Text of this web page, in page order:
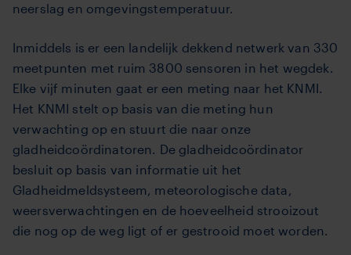
neerslag en omgevingstemperatuur.
Inmiddels is er een landelijk dekkend netwerk van 330
meetpunten met ruim 3800 sensoren in het wegdek.
Elke vijf minuten gaat er een meting naar het KNMI.
Het KNMI stelt op basis van die meting hun
verwachting op en stuurt die naar onze
gladheidcoördinatoren. De gladheidcoördinator
besluit op basis van informatie uit het
Gladheidmeldsysteem, meteorologische data,
weersverwachtingen en de hoeveelheid strooizout
die nog op de weg ligt of er gestrooid moet worden.